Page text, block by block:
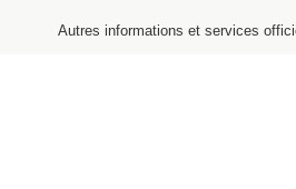
Autres informations et services